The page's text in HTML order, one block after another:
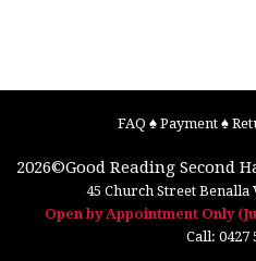
FAQ ♠ Payment ♠
2026©Good Reading Second
45 Church Street Benalla
Open by Appointment Only
Call: 0427